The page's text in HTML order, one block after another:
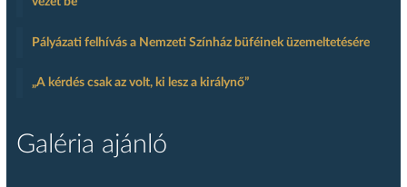
Pályázati felhívás a Nemzeti Színház büféinek üzemeltetésére
„A kérdés csak az volt, ki lesz a királynő”
Galéria ajánló